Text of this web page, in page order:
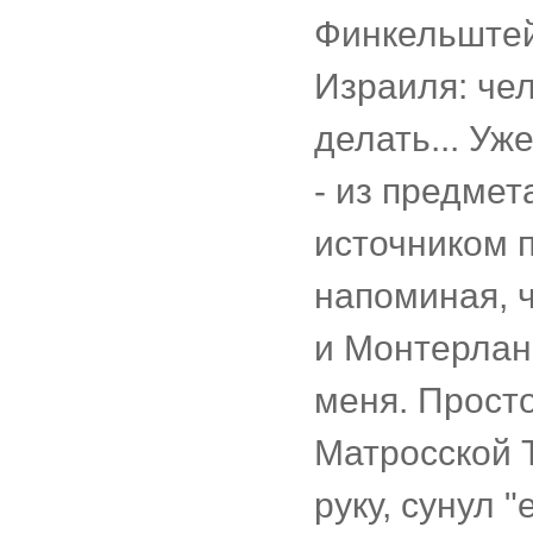
Израиля:
делать...
- из
источником
напоминая,
и
меня.
Матросской
руку, сунул